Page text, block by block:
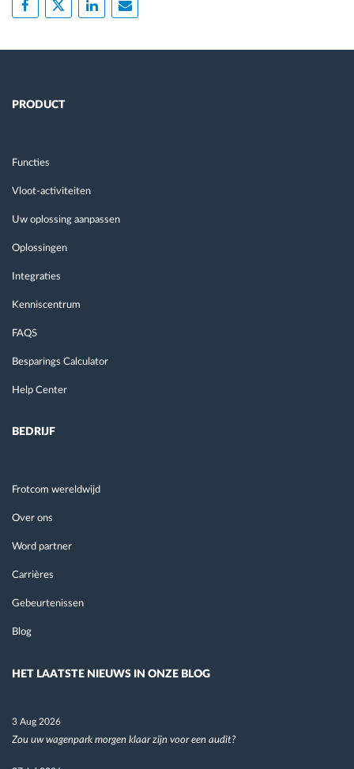
PRODUCT
Functies
Vloot-activiteiten
Uw oplossing aanpassen
Oplossingen
Integraties
Kenniscentrum
FAQS
Besparings Calculator
Help Center
BEDRIJF
Frotcom wereldwijd
Over ons
Word partner
Carrières
Gebeurtenissen
Blog
HET LAATSTE NIEUWS IN ONZE BLOG
3 Aug 2026
Zou uw wagenpark morgen klaar zijn voor een audit?